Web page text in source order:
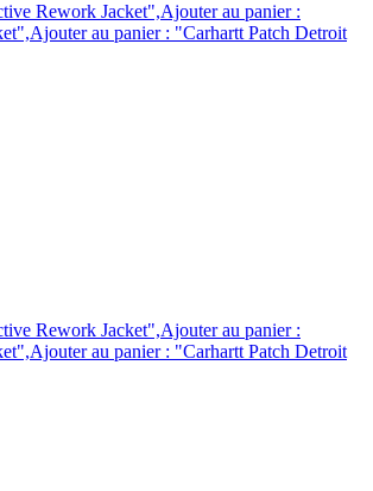
Rework Jacket",Ajouter au panier :
au panier : "Carhartt Patch Detroit
Rework Jacket",Ajouter au panier :
au panier : "Carhartt Patch Detroit